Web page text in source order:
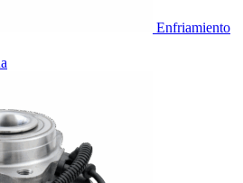
Enfriamiento